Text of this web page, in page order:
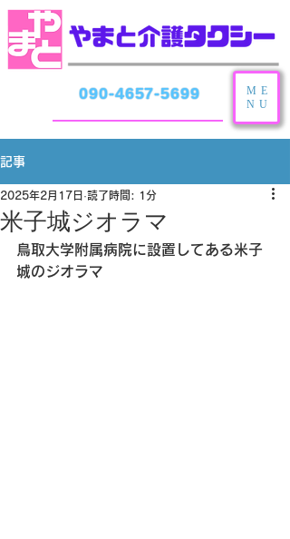
090-4657-5699
ME
NU
記事
米子城ジオラマ
2025年2月17日 読了時間: 1分
鳥取大学附属病院に設置してある米子
城のジオラマ